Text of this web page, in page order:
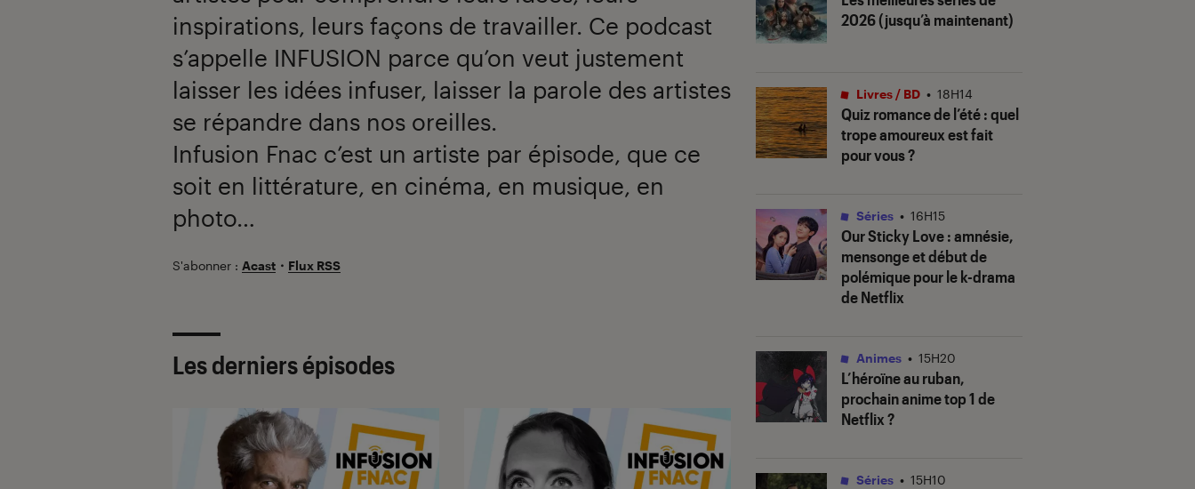
inspirations, leurs façons de travailler. Ce podcast
s’appelle INFUSION parce qu’on veut justement
laisser les idées infuser, laisser la parole des artistes
se répandre dans nos oreilles.
Infusion Fnac c’est un artiste par épisode, que ce
soit en littérature, en cinéma, en musique, en
photo…
S'abonner : Acast ・ Flux RSS
Les derniers épisodes
2026 (jusqu’à maintenant)
Quiz romance de l’été : quel
trope amoureux est fait
pour vous ?
Livres / BD • 18H14
Our Sticky Love: amnésie,
mensonge et début de
polémique pour le k-drama
de Netflix
Séries • 16H15
L’héroïne au ruban,
prochain anime top 1 de
Netflix ?
Animes • 15H20
Séries • 15H10